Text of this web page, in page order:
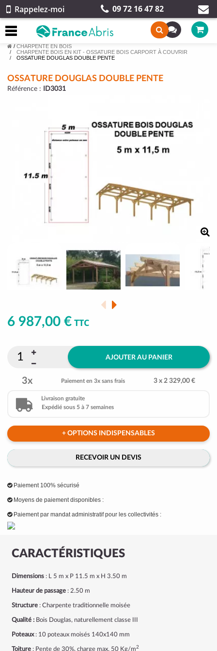
Rappelez-moi 09 72 16 47 82
/ CHARPENTE EN BOIS
CHARPENTE BOIS EN KIT - OSSATURE BOIS CARPORT À COUVRIR
OSSATURE DOUGLAS DOUBLE PENTE
OSSATURE DOUGLAS DOUBLE PENTE
Référence : ID3031
CARACTÉRISTIQUES
Dimensions : L 5 m x P 11.5 m x H 3.50 m
Hauteur de passage : 2.50 m
Structure : Charpente traditionnelle moisée
Qualité : Bois Douglas, naturellement classe III
Poteaux: 10 poteaux moisés 140x140 mm
Toiture : Pente de 30%, charge max. 50 Kg/m2
6 987,00 € TTC
AJOUTER AU PANIER
3x Paiement en 3x sans frais 3 x 2 329,00 €
Livraison gratuite
Expédié sous 5 à 7 semaines
+ OPTIONS INDISPENSABLES
RECEVOIR UN DEVIS
Paiement 100% sécurisé
Moyens de paiement disponibles :
Paiement par mandat administratif pour les collectivités :